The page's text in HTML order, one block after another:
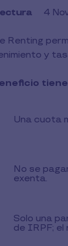
4
Renting
y
Una cuota
No se
exenta.
Solo una
de IRPF;